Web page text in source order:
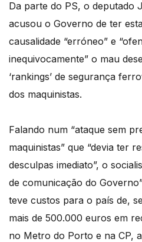
Da parte do PS, o deputado
acusou o Governo de ter
causalidade “erróneo” e
inequivocamente” o mau
‘rankings’ de segurança
dos maquinistas.
Falando num “ataque sem
maquinistas” que “devia ter
desculpas imediato”, o
de comunicação do
teve custos para o país de,
mais de 500.000 euros em
no Metro do Porto e na CP,